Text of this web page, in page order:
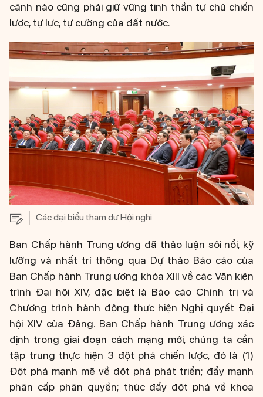
cảnh nào cũng phải giữ vững tinh thần tự chủ chiến
lược, tự lực, tự cường của đất nước.
Các đại biểu tham dự Hội nghị.
Ban Chấp hành Trung ương đã thảo luận sôi nổi, kỹ
lưỡng và nhất trí thông qua Dự thảo Báo cáo của
Ban Chấp hành Trung ương khóa XIII về các Văn kiện
trình Đại hội XIV, đặc biệt là Báo cáo Chính trị và
Chương trình hành động thực hiện Nghị quyết Đại
hội XIV của Đảng. Ban Chấp hành Trung ương xác
định trong giai đoạn cách mạng mới, chúng ta cần
tập trung thực hiện 3 đột phá chiến lược, đó là (1)
Đột phá mạnh mẽ về đột phá phát triển; đẩy mạnh
phân cấp phân quyền; thúc đẩy đột phá về khoa